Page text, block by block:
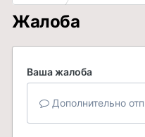
Жалоба
Ваша жалоба
Дополнительно